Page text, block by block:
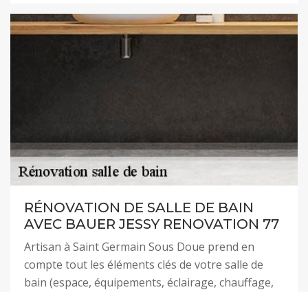
RÉNOVATION DE SALLE DE BAIN
AVEC BAUER JESSY RENOVATION 77
Artisan à Saint Germain Sous Doue prend en
compte tout les éléments clés de votre salle de
bain (espace, équipements, éclairage, chauffage,